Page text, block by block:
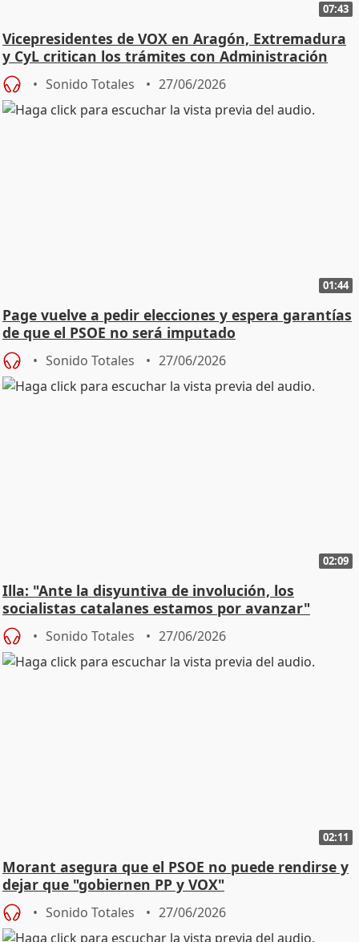
07:43
Vicepresidentes de VOX en Aragón, Extremadura
y CyL critican los trámites con Administración
Sonido Totales 27/06/2026
01:44
Page vuelve a pedir elecciones y espera garantías
de que el PSOE no será imputado
Sonido Totales 27/06/2026
02:09
Illa: "Ante la disyuntiva de involución, los
socialistas catalanes estamos por avanzar"
Sonido Totales 27/06/2026
02:11
Morant asegura que el PSOE no puede rendirse y
dejar que "gobiernen PP y VOX"
Sonido Totales 27/06/2026